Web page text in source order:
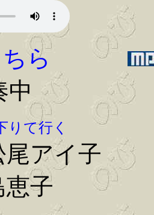
ら
中
りて行く
尾アイ子
恵子